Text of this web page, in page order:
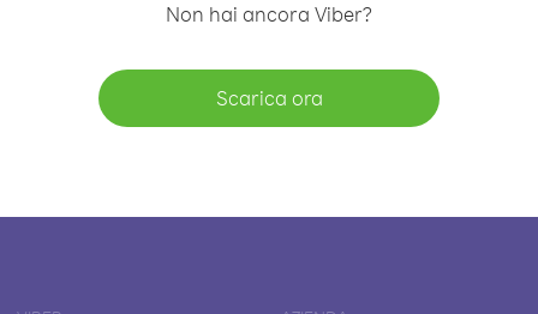
Non hai ancora Viber?
Scarica ora